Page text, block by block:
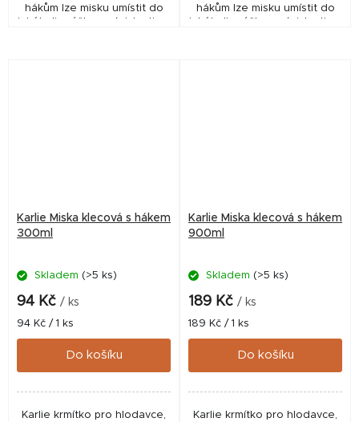
hákům lze misku umístit do
jakékoliv výšky v závislosti na
hákům lze misku umístit do
jakékoliv výšky v závislosti na
Karlie Miska klecová s hákem
300ml
Skladem (>5 ks)
94 Kč / ks
Měrná
cena:
94 Kč / 1 ks
Do košíku
Karlie krmítko pro hlodavce,
Karlie Miska klecová s hákem
900ml
Skladem (>5 ks)
189 Kč / ks
Měrná
cena:
189 Kč / 1 ks
Do košíku
Karlie krmítko pro hlodavce,